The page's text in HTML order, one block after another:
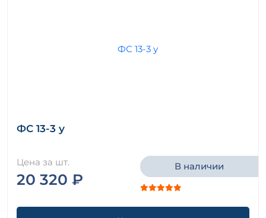
ФС 13-3 у
Цена за шт.
20 320 ₽
В наличии